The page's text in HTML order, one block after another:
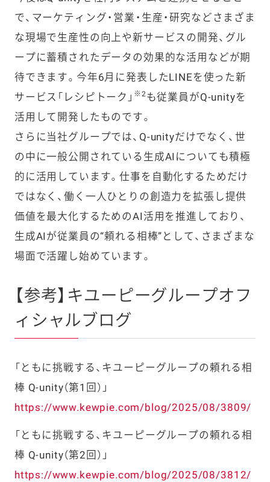
で、マーケティング・営業・生産・研究などさまざま
な現場で生産性の向上や新サービスの開発、グル
ープに蓄積されたデータの効果的な活用などが期
待できます。今年6月に発表したLINEを使った新
サービス「レシピトーク」 ※2も従業員がQ-unityを
活用して開発したものです。
さらに当社グループでは、Q-unityだけでなく、世
の中に一般公開されている生成AIについても積極
的に活用しています。仕事を自動化するためだけ
ではなく、働く一人ひとりの創造力を拡張し提供
価値を最大化するためのAI活用を推進しており、
生成AIが従業員の“頼れる相棒”として、さまざまな
場面で活躍し始めています。
【参考】キユーピーグループオフ
ィシャルブログ
「ともに挑戦する、キユーピーグループの頼れる相
棒 Q-unity（第1回）」
https://www.kewpie.com/blog/2025/08/3809/
「ともに挑戦する、キユーピーグループの頼れる相
棒 Q-unity（第2回）」
https://www.kewpie.com/blog/2025/08/3812/